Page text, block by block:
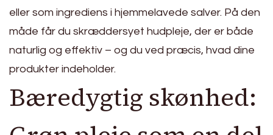
eller som ingrediens i hjemmelavede salver. På den
måde får du skræddersyet hudpleje, der er både
naturlig og effektiv – og du ved præcis, hvad dine
produkter indeholder.
Bæredygtig skønhed: